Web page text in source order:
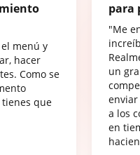
menú y
hacer
Como se
que
para
"Me
un
a los
en